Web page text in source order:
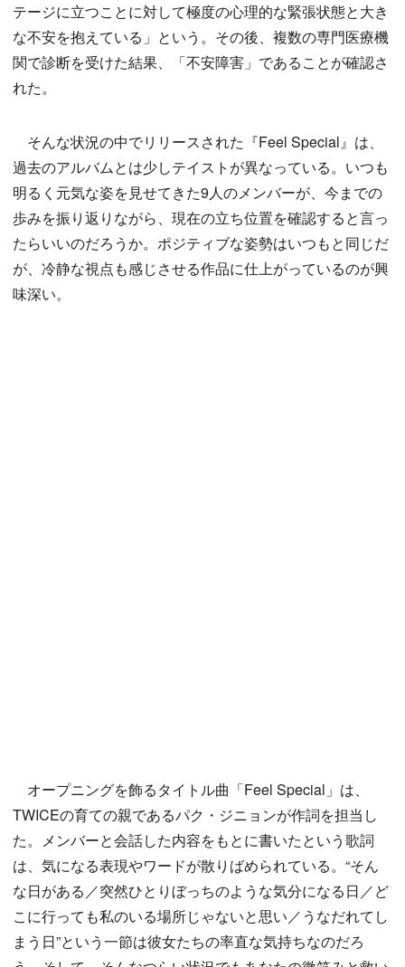
テージに立つことに対して極度の心理的な緊張状態と大き
な不安を抱えている」という。その後、複数の専門医療機
関で診断を受けた結果、「不安障害」であることが確認さ
れた。
そんな状況の中でリリースされた『Feel Special』は、
過去のアルバムとは少しテイストが異なっている。いつも
明るく元気な姿を見せてきた9人のメンバーが、今までの
歩みを振り返りながら、現在の立ち位置を確認すると言っ
たらいいのだろうか。ポジティブな姿勢はいつもと同じだ
が、冷静な視点も感じさせる作品に仕上がっているのが興
味深い。
オープニングを飾るタイトル曲「Feel Special」は、
TWICEの育ての親であるパク・ジニョンが作詞を担当し
た。メンバーと会話した内容をもとに書いたという歌詞
は、気になる表現やワードが散りばめられている。“そん
な日がある／突然ひとりぼっちのような気分になる日／ど
こに行っても私のいる場所じゃないと思い／うなだれてし
まう日”という一節は彼女たちの率直な気持ちなのだろ